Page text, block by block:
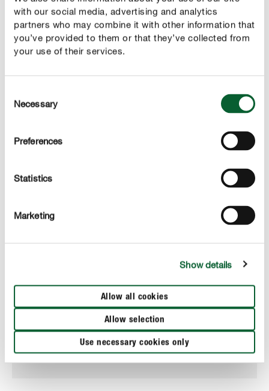
with our social media, advertising and analytics
partners who may combine it with other information that
you’ve provided to them or that they’ve collected from
your use of their services.
Selection
Necessary
Preferences
Statistics
Marketing
Show details
Allow all cookies
Allow selection
Use necessary cookies only
rapidement éliminés.
Produit pour lutter contre les cloportes
COMPO Barrière Insect® Biosect Spray